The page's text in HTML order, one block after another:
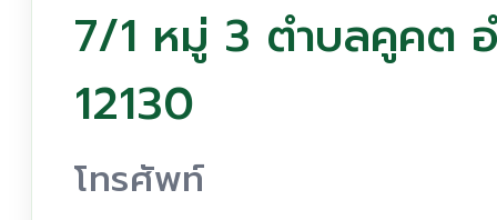
7/1 หมู่ 3 ตำบลคูคต
12130
โทรศัพท์